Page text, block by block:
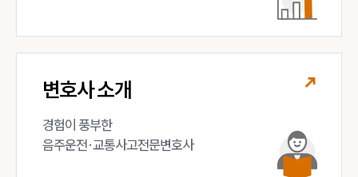
변호사 소개
경험이 풍부한
음주운전·교통사고전문변호사